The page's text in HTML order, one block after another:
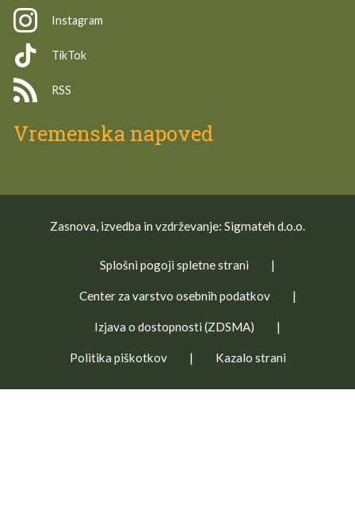
Instagram
TikTok
RSS
Vremenska napoved
Zasnova, izvedba in vzdrževanje: Sigmateh d.o.o.
Splošni pogoji spletne strani |
Center za varstvo osebnih podatkov |
Izjava o dostopnosti (ZDSMA) |
Politika piškotkov | Kazalo strani